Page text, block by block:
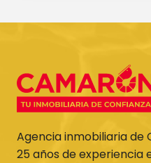
Agencia inmobiliaria de
25 años de experiencia